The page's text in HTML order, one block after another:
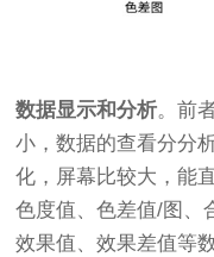
数据显示和分析。前
小，数据的查看分分
化，屏幕比较大，能
色度值、色差值/图、
效果值、效果差值等